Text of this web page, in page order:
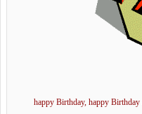
happy Birthday, happy